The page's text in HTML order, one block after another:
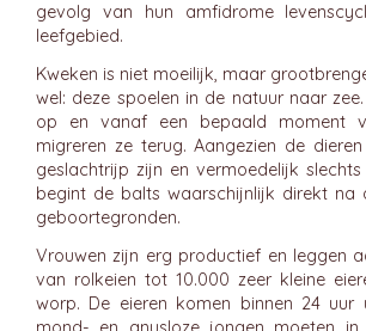
gevolg van hun amfidrome
leefgebied.
Kweken is niet moeilijk, maar
wel: deze spoelen in de natuur naar
op en vanaf een bepaald moment
migreren ze terug. Aangezien de
geslachtrijp zijn en vermoedelijk
begint de balts waarschijnlijk direkt na
geboortegronden.
Vrouwen zijn erg productief en leggen
van rolkeien tot 10.000 zeer kleine
worp. De eieren komen binnen 24 uur